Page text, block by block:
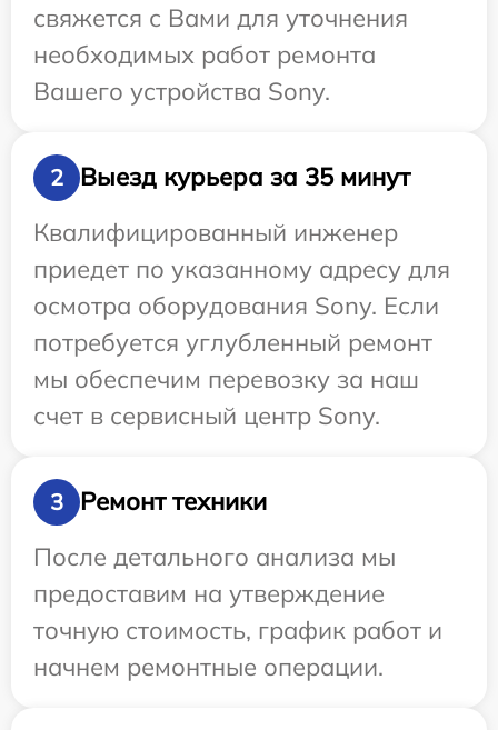
свяжется с Вами для уточнения
необходимых работ ремонта
Вашего устройства Sony.
2
Выезд курьера за 35 минут
Квалифицированный инженер
приедет по указанному адресу для
осмотра оборудования Sony. Если
потребуется углубленный ремонт
мы обеспечим перевозку за наш
счет в сервисный центр Sony.
3
Ремонт техники
После детального анализа мы
предоставим на утверждение
точную стоимость, график работ и
начнем ремонтные операции.